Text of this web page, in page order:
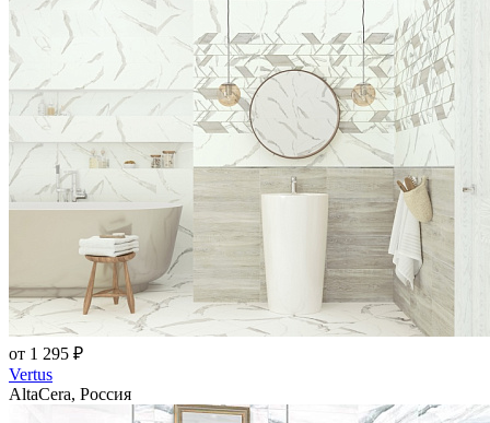
от 1 295 ₽
Vertus
AltaCera, Россия